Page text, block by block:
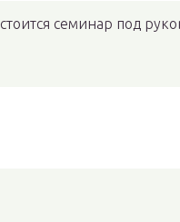
семинар под